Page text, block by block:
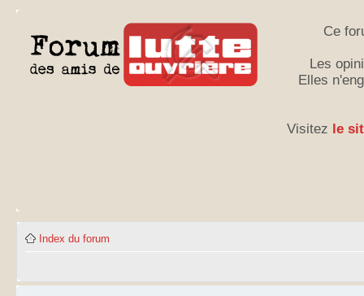
Ce
Les
Elles
Visitez le
Index du forum